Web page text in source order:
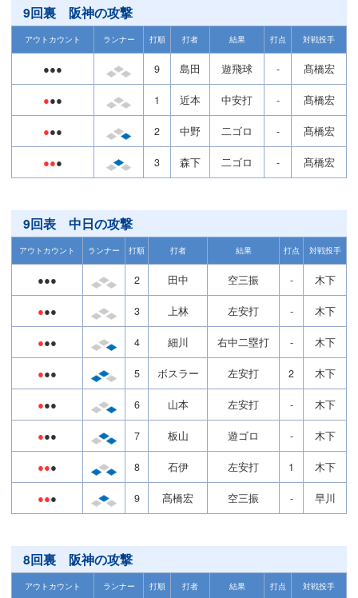
9回裏 阪神の攻撃
アウトカウント ランナー 打順 打者 結果 打点 対戦投手
●●● 9 島田 遊飛球 - 髙橋宏
●●● 1 近本 中安打 - 髙橋宏
●●● 2 中野 二ゴロ - 髙橋宏
●●● 3 森下 二ゴロ - 髙橋宏
9回表 中日の攻撃
アウトカウント ランナー 打順 打者 結果 打点 対戦投手
●●● 2 田中 空三振 - 木下
●●● 3 上林 左安打 - 木下
●●● 4 細川 右中二塁打 - 木下
●●● 5 ボスラー 左安打 2 木下
●●● 6 山本 左安打 - 木下
●●● 7 板山 遊ゴロ - 木下
●●● 8 石伊 左安打 1 木下
●●● 9 髙橋宏 空三振 - 早川
8回裏 阪神の攻撃
アウトカウント ランナー 打順 打者 結果 打点 対戦投手